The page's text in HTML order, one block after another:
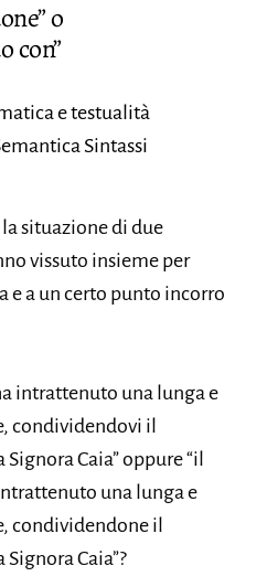
o
con”
e testualità
Sintassi
situazione di due
vissuto insieme per
e a un certo punto incorro
intrattenuto una lunga e
condividendovi il
Caia” oppure “il
una lunga e
condividendone il
Caia”?